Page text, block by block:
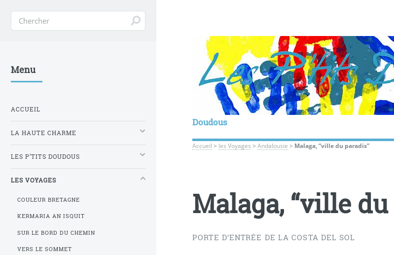
Doudous
Accueil > les Voyages >Andalousie > Malaga, “ville du paradis”
Malaga, “ville
PORTE D’ENTRÉE DE LA COSTA DEL SOL
Menu
ACCUEIL
LA HAUTE CHARME
LES P’TITS DOUDOUS
LES VOYAGES
COULEUR BRETAGNE
KERMARIA AN ISQUIT
SUR LE BORD DU CHEMIN
VERS LE SOMMET